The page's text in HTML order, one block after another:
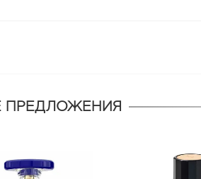
ПРЕДЛОЖЕНИЯ